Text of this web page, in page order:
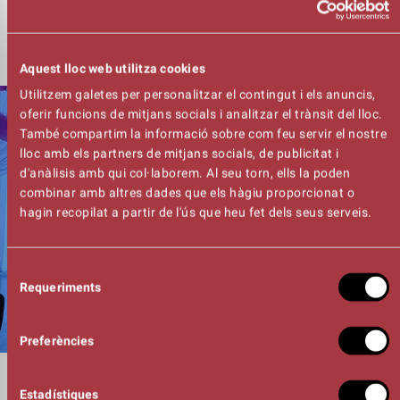
Aquest lloc web utilitza cookies
Utilitzem galetes per personalitzar el contingut i els anuncis,
oferir funcions de mitjans socials i analitzar el trànsit del lloc.
També compartim la informació sobre com feu servir el nostre
lloc amb els partners de mitjans socials, de publicitat i
d'anàlisis amb qui col·laborem. Al seu torn, ells la poden
combinar amb altres dades que els hàgiu proporcionat o
hagin recopilat a partir de l'ús que heu fet dels seus serveis.
Selecció
Requeriments
Preferències
Estadístiques
01:15h